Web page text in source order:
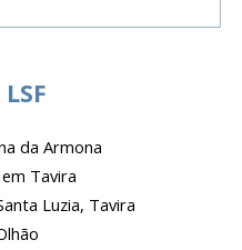
da Armona
Tavira
Luzia, Tavira